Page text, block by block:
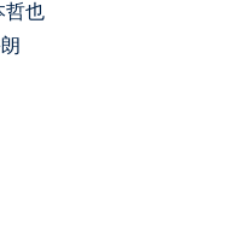
也